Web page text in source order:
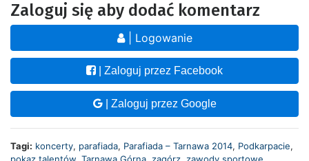
Zaloguj się aby dodać komentarz
| Logowanie
| Zaloguj przez Facebook
| Zaloguj przez Google
Tagi: koncerty, parafiada, Parafiada – Tarnawa 2014, Podkarpacie,